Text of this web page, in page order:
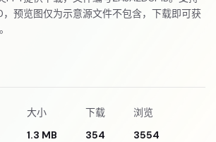
预览图仅为示意源文件不包含，下载即可获
大小
1.3 MB
下载
354
浏览
3554